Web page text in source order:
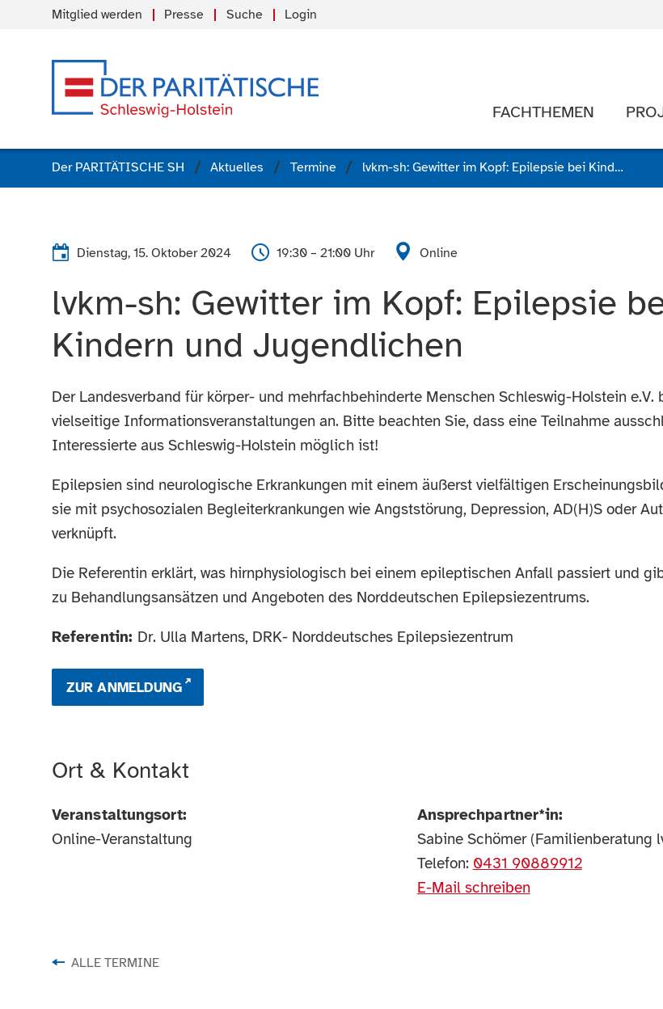
Mitglied werden Presse Suche Login
FACHTHEMEN
Der PARITÄTISCHE SH Aktuelles Termine lvkm-sh: Gewitter im Kopf: Epilepsie bei Kindern und Jugendlichen
Dienstag, 15. Oktober 2024 19:30 – 21:00 Uhr Online
lvkm-sh: Gewitter im Kopf: Epilepsie
Kindern und Jugendlichen
Der Landesverband für körper- und mehrfachbehinderte Menschen Schleswig-Holstein e.V.
vielseitige Informationsveranstaltungen an. Bitte beachten Sie, dass eine Teilnahme
Interessierte aus Schleswig-Holstein möglich ist!
Epilepsien sind neurologische Erkrankungen mit einem äußerst vielfältigen
sie mit psychosozialen Begleiterkrankungen wie Angststörung, Depression, AD(H)S oder
verknüpft.
Die Referentin erklärt, was hirnphysiologisch bei einem epileptischen Anfall passiert und
zu Behandlungsansätzen und Angeboten des Norddeutschen Epilepsiezentrums.
Referentin: Dr. Ulla Martens, DRK- Norddeutsches Epilepsiezentrum
ZUR ANMELDUNG
Ort & Kontakt
Veranstaltungsort:
Online-Veranstaltung
Ansprechpartner*in:
Sabine Schömer (Familienberatung
Telefon: 0431 90889912
E-Mail schreiben
ALLE TERMINE